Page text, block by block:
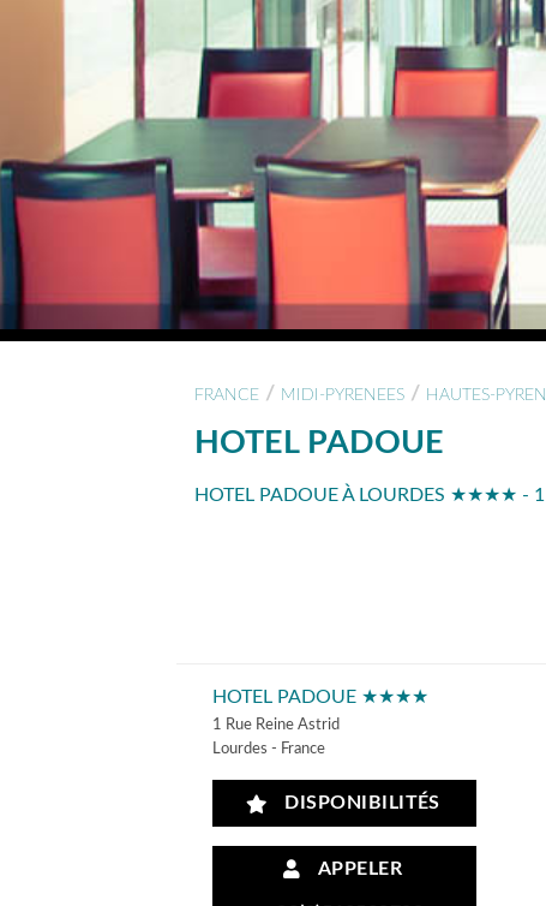
FRANCE / MIDI-PYRENEES / HAUTES-
HOTEL PADOUE
HOTEL PADOUE À LOURDES ★★★★ - 1
HOTEL PADOUE ★★★★
1 Rue Reine Astrid
Lourdes - France
DISPONIBILITÉS
APPELER